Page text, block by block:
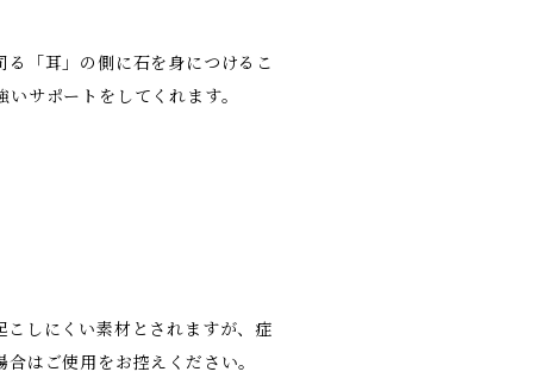
「耳」の側に石を身につけるこ
サポートをしてくれます。
しにくい素材とされますが、症
はご使用をお控えください。